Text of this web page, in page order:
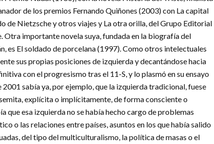
de los premios Fernando Quiñones (2003) con La capital
de Nietzsche y otros viajes y La otra orilla, del Grupo Editorial
importante novela suya, fundada en la biografía del
es El soldado de porcelana (1997). Como otros intelectuales
sus propias posiciones de izquierda y decantándose hacia
con el progresismo tras el 11-S, y lo plasmó en su ensayo
sabía ya, por ejemplo, que la izquierda tradicional, fuese
explícita o implícitamente, de forma consciente o
que esa izquierda no se había hecho cargo de problemas
o las relaciones entre países, asuntos en los que había salido
del tipo del multiculturalismo, la política de masas o el